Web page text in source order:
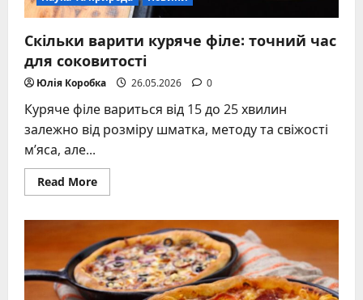
Скільки варити куряче філе: точний час
для соковитості
Юлія Коробка 26.05.2026 0
Куряче філе вариться від 15 до 25 хвилин
залежно від розміру шматка, методу та свіжості
м’яса, але...
Read MoreRead
more
куряче
філе:
точний
час
для
соковитості